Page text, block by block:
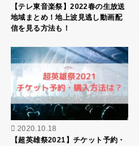
【テレ東音楽祭】2022春の生放送
地域まとめ！地上波見逃し動画配
信を見る方法も！
2020.10.18
【超英雄祭2021】チケット予約・